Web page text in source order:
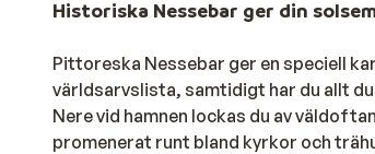
Historiska Nessebar ger din
Pittoreska Nessebar ger en speciell
världsarvslista, samtidigt har du allt
Nere vid hamnen lockas du av
promenerat runt bland kyrkor och